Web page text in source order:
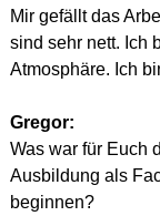
Mir gefällt das
sind sehr nett. Ich
Atmosphäre. Ich
Gregor:
Was war für Euch
Ausbildung als
beginnen?